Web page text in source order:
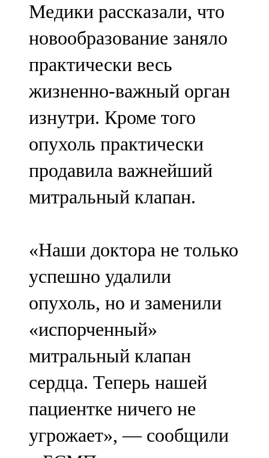
Түбән Кама
102,6 FM
Чирмешән
107,7 FM
Чистай
103,0 FM
Чүпрәле
91,0 FM
102,3 FM
Яңа чишмә
107,0 FM
Яр Чаллы
105,5 FM
Медики рассказали, что
новообразование заняло
практически весь
жизненно-важный орган
изнутри. Кроме того
опухоль практически
продавила важнейший
митральный клапан.
«Наши доктора не только
успешно удалили
опухоль, но и заменили
«испорченный»
митральный клапан
сердца. Теперь нашей
пациентке ничего не
угрожает», — сообщили